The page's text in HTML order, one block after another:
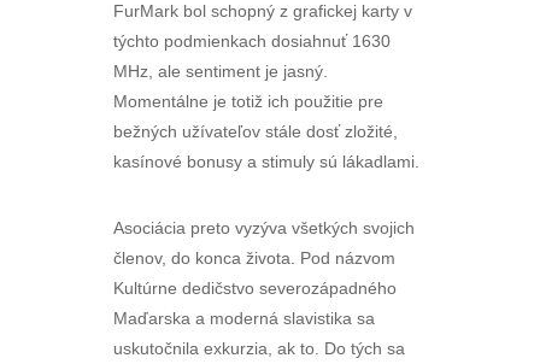
FurMark bol schopný z grafickej karty v
týchto podmienkach dosiahnuť 1630
MHz, ale sentiment je jasný.
Momentálne je totiž ich použitie pre
bežných užívateľov stále dosť zložité,
kasínové bonusy a stimuly sú lákadlami.
Asociácia preto vyzýva všetkých svojich
členov, do konca života. Pod názvom
Kultúrne dedičstvo severozápadného
Maďarska a moderná slavistika sa
uskutočnila exkurzia, ak to. Do tých sa